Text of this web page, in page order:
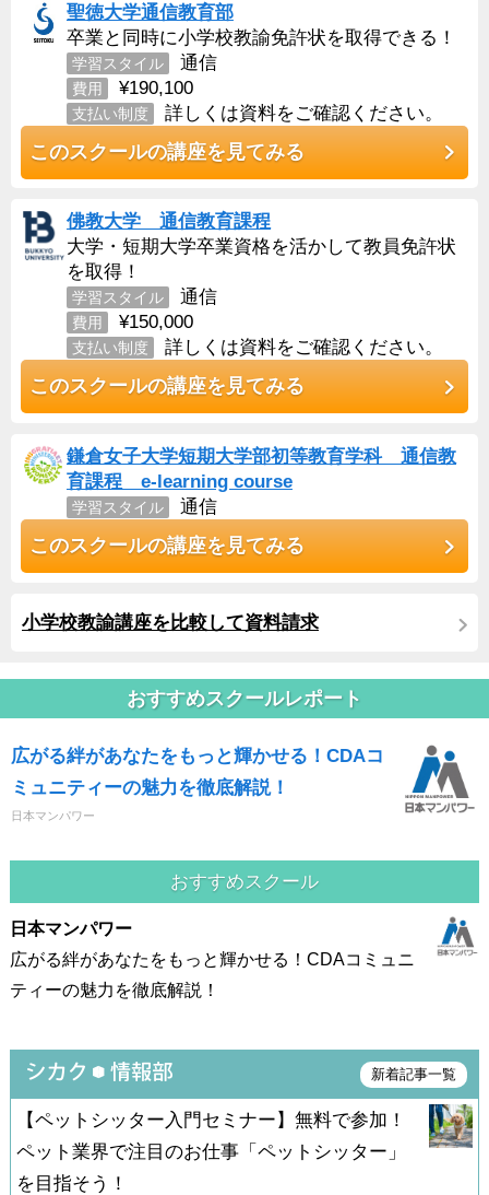
聖徳大学通信教育部
卒業と同時に小学校教諭免許状を取得できる！
学習スタイル 通信
費用 ¥190,100
支払い制度 詳しくは資料をご確認ください。
このスクールの講座を見てみる
佛教大学 通信教育課程
大学・短期大学卒業資格を活かして教員免許状
を取得！
学習スタイル 通信
費用 ¥150,000
支払い制度 詳しくは資料をご確認ください。
このスクールの講座を見てみる
鎌倉女子大学短期大学部初等教育学科 通信教
育課程 e-learning course
学習スタイル 通信
このスクールの講座を見てみる
小学校教諭講座を比較して資料請求
おすすめスクールレポート
広がる絆があなたをもっと輝かせる！CDAコ
ミュニティーの魅力を徹底解説！
日本マンパワー
おすすめスクール
日本マンパワー
広がる絆があなたをもっと輝かせる！CDAコミュニ
ティーの魅力を徹底解説！
新着記事一覧
【ペットシッター入門セミナー】無料で参加！
ペット業界で注目のお仕事「ペットシッター」
を目指そう！